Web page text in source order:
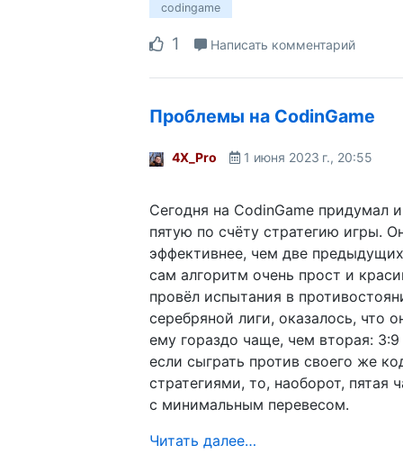
codingame
1 Написать комментарий
Проблемы на CodinGame
4X_Pro 1 июня 2023 г., 20:55
Сегодня на CodinGame придумал
пятую по счёту стратегию игры.
эффективнее, чем две
сам алгоритм очень прост и
провёл испытания в
серебряной лиги, оказалось, что
ему гораздо чаще, чем вторая:
если сыграть против своего же
стратегиями, то, наоборот, пятая
с минимальным перевесом.
Читать далее…